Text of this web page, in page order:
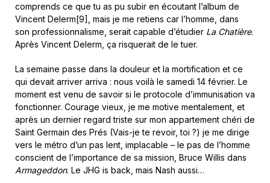
comprends ce que tu as pu subir en écoutant l’album de
Vincent Delerm[9], mais je me retiens car l’homme, dans
son professionnalisme, serait capable d’étudier La Chatière.
Après Vincent Delerm, ça risquerait de le tuer.
La semaine passe dans la douleur et la mortification et ce
qui devait arriver arriva : nous voilà le samedi 14 février. Le
moment est venu de savoir si le protocole d’immunisation va
fonctionner. Courage vieux, je me motive mentalement, et
après un dernier regard triste sur mon appartement chéri de
Saint Germain des Prés (Vais-je te revoir, toi ?) je me dirige
vers le métro d’un pas lent, implacable – le pas de l’homme
conscient de l’importance de sa mission, Bruce Willis dans
Armageddon. Le JHG is back, mais Nash aussi…